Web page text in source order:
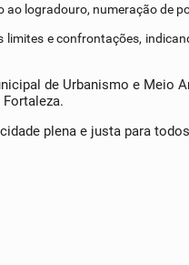
logradouro, numeração de
e confrontações,
de Urbanismo e Meio
plena e justa para